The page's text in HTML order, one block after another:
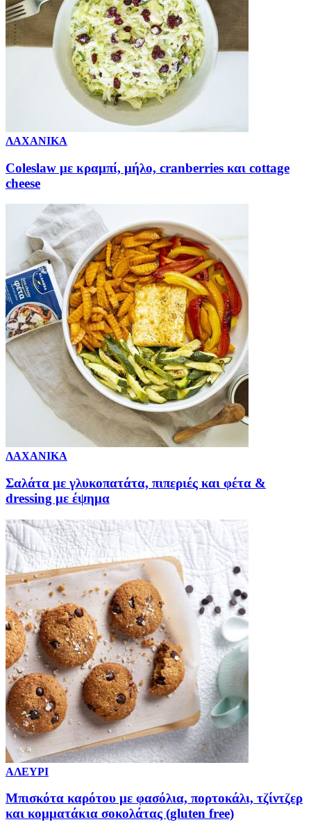
ΛΑΧΑΝΙΚΑ
Coleslaw με κραμπί, μήλο, cranberries και cottage
cheese
ΛΑΧΑΝΙΚΑ
Σαλάτα με γλυκοπατάτα, πιπεριές και φέτα &
dressing με έψημα
ΑΛΕΥΡΙ
Μπισκότα καρότου με φασόλια, πορτοκάλι, τζίντζερ
και κομματάκια σοκολάτας (gluten free)